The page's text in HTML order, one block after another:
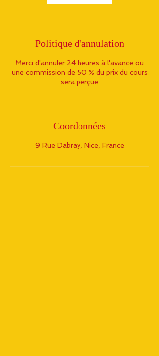
Politique d'annulation
Merci d'annuler 24 heures à l'avance ou
une commission de 50 % du prix du cours
sera perçue
Coordonnées
9 Rue Dabray, Nice, France